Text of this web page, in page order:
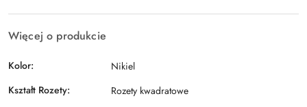
Więcej o produkcie
Kolor:
Nikiel
Kształt Rozety:
Rozety kwadratowe